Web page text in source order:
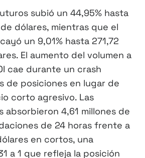
subió un 44,95% hasta
dólares, mientras que el
un 9,01% hasta 271,72
El aumento del volumen a
cae durante un crash
de posiciones en lugar de
corto agresivo. Las
absorbieron 4,61 millones de
de 24 horas frente a
en cortos, una
a 1 que refleja la posición